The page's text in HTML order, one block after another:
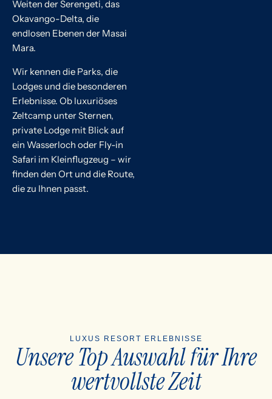
Weiten der Serengeti, das
Okavango-Delta, die
endlosen Ebenen der Masai
Mara.
Wir kennen die Parks, die
Lodges und die besonderen
Erlebnisse. Ob luxuriöses
Zeltcamp unter Sternen,
private Lodge mit Blick auf
ein Wasserloch oder Fly-in
Safari im Kleinflugzeug – wir
finden den Ort und die Route,
die zu Ihnen passt.
LUXUS RESORT ERLEBNISSE
Unsere Top Auswahl für Ihre
wertvollste Zeit